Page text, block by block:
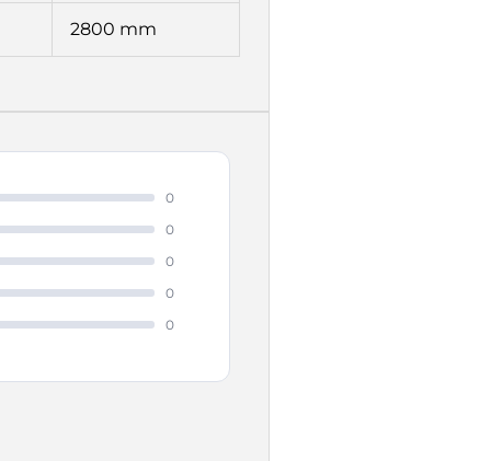
2800 mm
0
0
0
0
0